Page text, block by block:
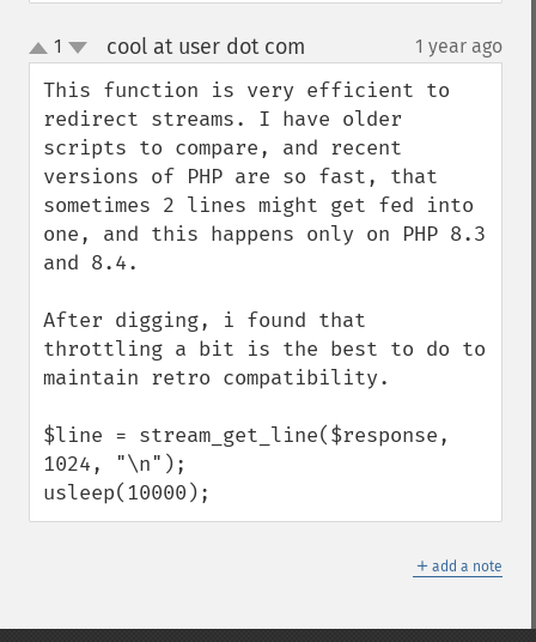
up
down
1 cool at user dot com 1 year ago
This function is very efficient to
redirect streams. I have older
scripts to compare, and recent
versions of PHP are so fast, that
sometimes 2 lines might get fed into
one, and this happens only on PHP 8.3
and 8.4.
After digging, i found that
throttling a bit is the best to do to
maintain retro compatibility.
$line = stream_get_line($response,
1024, "\n");
usleep(10000);
＋ add a note